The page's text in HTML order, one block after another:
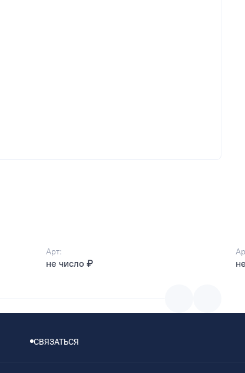
Арт:
не число ₽
СВЯЗАТЬСЯ